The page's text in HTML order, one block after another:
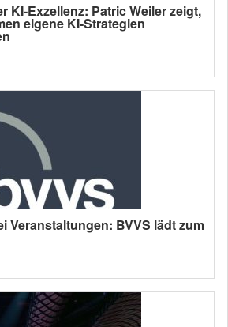
KI-Exzellenz: Patric Weiler zeigt,
eigene KI-Strategien
Veranstaltungen: BVVS lädt zum